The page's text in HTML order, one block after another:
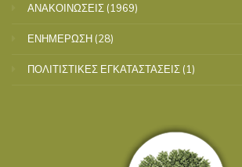
ΑΝΑΚΟΙΝΩΣΕΙΣ (1969)
ΕΝΗΜΕΡΩΣΗ (28)
ΠΟΛΙΤΙΣΤΙΚΕΣ ΕΓΚΑΤΑΣΤΑΣΕΙΣ (1)